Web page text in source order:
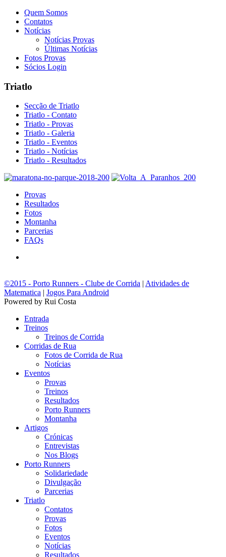
Quem Somos
Contatos
Notícias
Notícias Provas
Últimas Notícias
Fotos Provas
Sócios Login
Triatlo
Secção de Triatlo
Triatlo - Contato
Triatlo - Provas
Triatlo - Galeria
Triatlo - Eventos
Triatlo - Notícias
Triatlo - Resultados
Provas
Resultados
Fotos
Montanha
Parcerias
FAQs
©2015 - Porto Runners - Clube de Corrida | Atividades de
Matematica | Jogos Para Android
Powered by Rui Costa
Entrada
Treinos
Treinos de Corrida
Corridas de Rua
Fotos de Corrida de Rua
Notícias
Eventos
Provas
Treinos
Resultados
Porto Runners
Montanha
Artigos
Crónicas
Entrevistas
Nos Blogs
Porto Runners
Solidariedade
Divulgação
Parcerias
Triatlo
Contatos
Provas
Fotos
Eventos
Notícias
Resultados